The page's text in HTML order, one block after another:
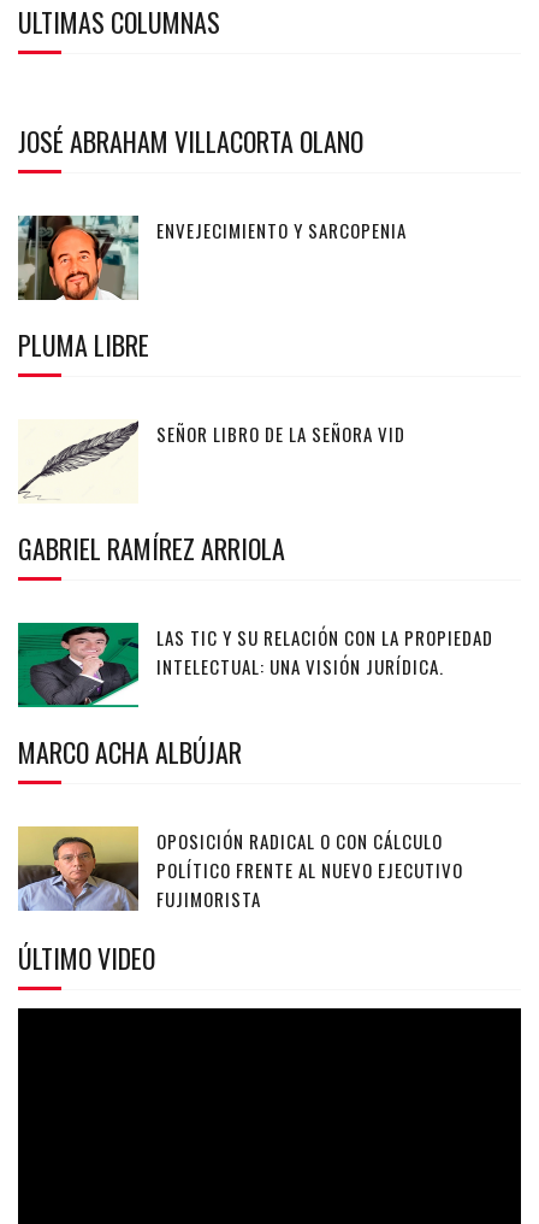
ULTIMAS COLUMNAS
JOSÉ ABRAHAM VILLACORTA OLANO
ENVEJECIMIENTO Y SARCOPENIA
PLUMA LIBRE
SEÑOR LIBRO DE LA SEÑORA VID
GABRIEL RAMÍREZ ARRIOLA
LAS TIC Y SU RELACIÓN CON LA PROPIEDAD
INTELECTUAL: UNA VISIÓN JURÍDICA.
MARCO ACHA ALBÚJAR
OPOSICIÓN RADICAL O CON CÁLCULO
POLÍTICO FRENTE AL NUEVO EJECUTIVO
FUJIMORISTA
ÚLTIMO VIDEO